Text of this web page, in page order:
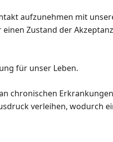
aufzunehmen mit
Zustand der
für unser Leben.
chronischen
verleihen, wodurch